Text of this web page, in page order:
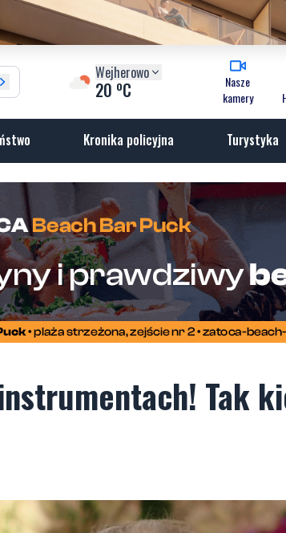
Wejherowo
20 oC
Nasze
kamery
Kronika policyjna Turystyka
Tak